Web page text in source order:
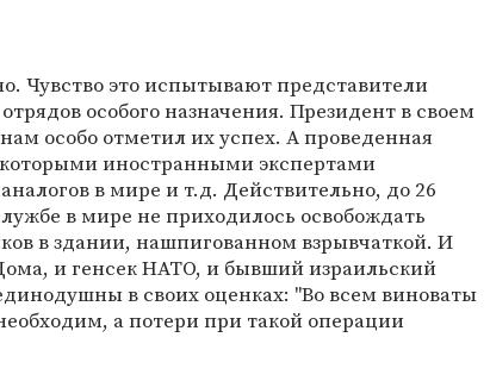
Чувство это испытывают представители
особого назначения. Президент в своем
особо отметил их успех. А проведенная
иностранными экспертами
в мире и т.д. Действительно, до 26
в мире не приходилось освобождать
в здании, нашпигованном взрывчаткой. И
и генсек НАТО, и бывший израильский
в своих оценках: "Во всем виноваты
а потери при такой операции